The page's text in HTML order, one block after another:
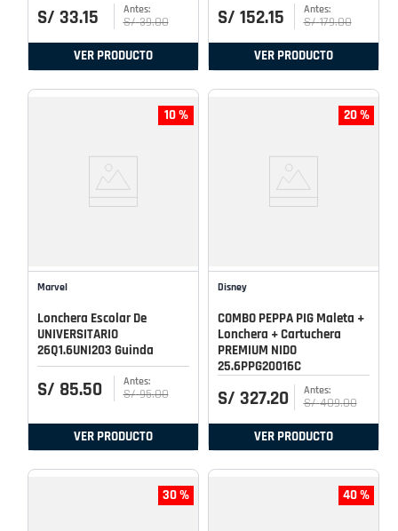
S/ 33.15 S/ 39.00
VER PRODUCTO
S/ 152.15 S/ 179.00
VER PRODUCTO
10 %
Marvel
Lonchera Escolar De
UNIVERSITARIO
26Q1.6UNI203 Guinda
S/ 85.50 S/ 95.00
VER PRODUCTO
20 %
Disney
COMBO PEPPA PIG Maleta +
Lonchera + Cartuchera
PREMIUM NIDO
25.6PPG20016C
S/ 327.20 S/ 409.00
VER PRODUCTO
30 % 40 %